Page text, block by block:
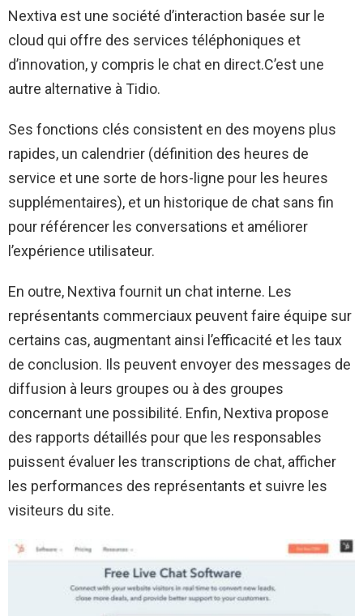
Nextiva est une société d’interaction basée sur le
cloud qui offre des services téléphoniques et
d’innovation, y compris le chat en direct.C’est une
autre alternative à Tidio.
Ses fonctions clés consistent en des moyens plus
rapides, un calendrier (définition des heures de
service et une sorte de hors-ligne pour les heures
supplémentaires), et un historique de chat sans fin
pour référencer les conversations et améliorer
l’expérience utilisateur.
En outre, Nextiva fournit un chat interne. Les
représentants commerciaux peuvent faire équipe sur
certains cas, augmentant ainsi l’efficacité et les taux
de conclusion. Ils peuvent envoyer des messages de
diffusion à leurs groupes ou à des groupes
concernant une possibilité. Enfin, Nextiva propose
des rapports détaillés pour que les responsables
puissent évaluer les transcriptions de chat, afficher
les performances des représentants et suivre les
visiteurs du site.